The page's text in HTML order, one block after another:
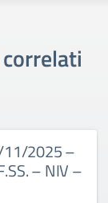
11/2025 –
– NIV –